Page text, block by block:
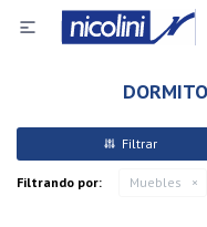

Filtrando por: Muebles